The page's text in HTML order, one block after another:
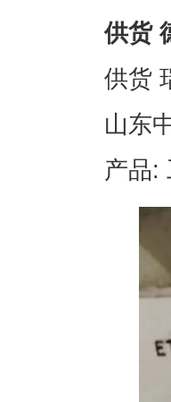
供货
供货
山东
产品: